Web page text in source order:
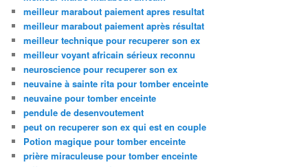
meilleur marabout paiement apres resultat
meilleur marabout paiement après résultat
meilleur technique pour recuperer son ex
meilleur voyant africain sérieux reconnu
neuroscience pour recuperer son ex
neuvaine à sainte rita pour tomber enceinte
neuvaine pour tomber enceinte
pendule de desenvoutement
peut on recuperer son ex qui est en couple
Potion magique pour tomber enceinte
prière miraculeuse pour tomber enceinte